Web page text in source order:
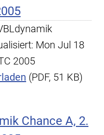
Mon Jul 18
2005
(PDF, 51 KB)
Chance A, 2.